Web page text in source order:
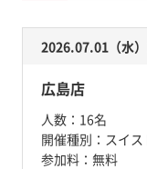
2026.07.01（水
広島店
人数： 16名
開催種別： スイ
参加料： 無料